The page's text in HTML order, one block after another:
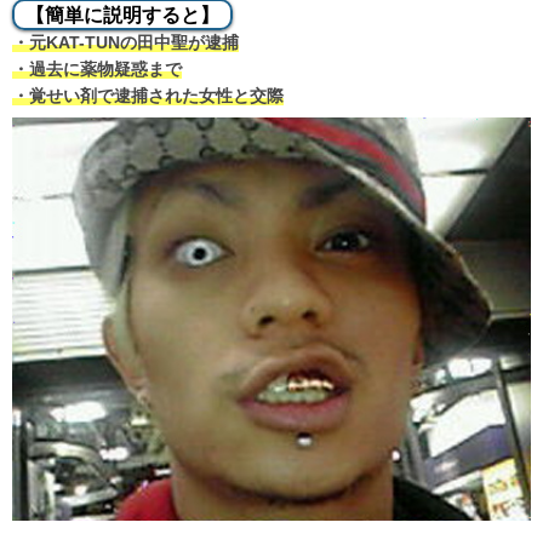
【簡単に説明すると】
・元KAT-TUNの田中聖が逮捕
・過去に薬物疑惑まで
・覚せい剤で逮捕された女性と交際